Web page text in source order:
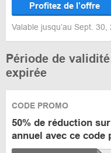
Profitez de l’offre
Valable jusqu’au Sept. 30,
Période de
expirée
CODE PROMO
50% de réduction
annuel avec ce code